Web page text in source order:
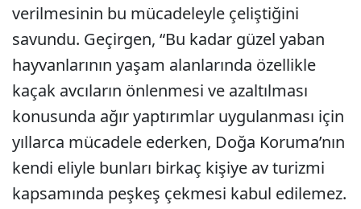
verilmesinin bu mücadeleyle çeliştiğini
savundu. Geçirgen, “Bu kadar güzel yaban
hayvanlarının yaşam alanlarında özellikle
kaçak avcıların önlenmesi ve azaltılması
konusunda ağır yaptırımlar uygulanması için
yıllarca mücadele ederken, Doğa Koruma’nın
kendi eliyle bunları birkaç kişiye av turizmi
kapsamında peşkeş çekmesi kabul edilemez.